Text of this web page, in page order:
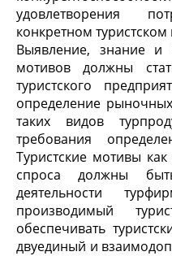
удовлетворения
конкретном туристском
Выявление, знание и
мотивов должны
туристского
определение
таких видов
требования
Туристские мотивы
спроса должны
деятельности
производимый
обеспечивать
двуединый и